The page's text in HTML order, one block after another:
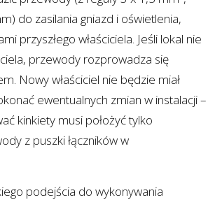
do zasilania gniazd i oświetlenia,
przyszłego właściciela. Jeśli lokal nie
przewody rozprowadza się
Nowy właściciel nie będzie miał
ewentualnych zmian w instalacji –
kinkiety musi położyć tylko
z puszki łączników w
podejścia do wykonywania